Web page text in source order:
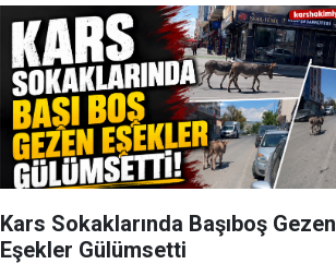
Kars Sokaklarında Başıboş Gezen
Eşekler Gülümsetti